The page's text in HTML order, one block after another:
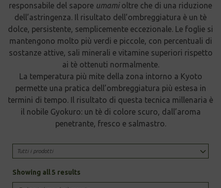
responsabile del sapore umamioltre che di una riduzione
dell’astringenza. Il risultato dell’ombreggiatura è un tè
dolce, persistente, semplicemente eccezionale. Le foglie si
mantengono molto più verdi e piccole, con percentuali di
sostanze attive, sali minerali e vitamine superiori rispetto
ai tè ottenuti normalmente.
La temperatura più mite della zona intorno a Kyoto
permette una pratica dell’ombreggiatura più estesa in
termini di tempo. Il risultato di questa tecnica millenaria è
il nobile Gyokuro: un tè di colore scuro, dall’aroma
penetrante, fresco e salmastro.
Tutti i prodotti
Showing all 5 resultsSorted
by